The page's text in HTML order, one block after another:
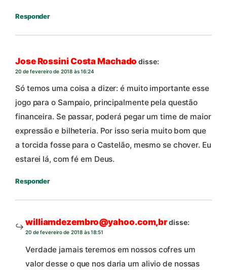
Responder
Jose Rossini Costa Machado disse:
20 de fevereiro de 2018 às 16:24
Só temos uma coisa a dizer: é muito importante esse
jogo para o Sampaio, principalmente pela questão
financeira. Se passar, poderá pegar um time de maior
expressão e bilheteria. Por isso seria muito bom que
a torcida fosse para o Castelão, mesmo se chover. Eu
estarei lá, com fé em Deus.
Responder
williamdezembro@yahoo.com,brdisse:
20 de fevereiro de 2018 às 18:51
Verdade jamais teremos em nossos cofres um
valor desse o que nos daria um alivio de nossas